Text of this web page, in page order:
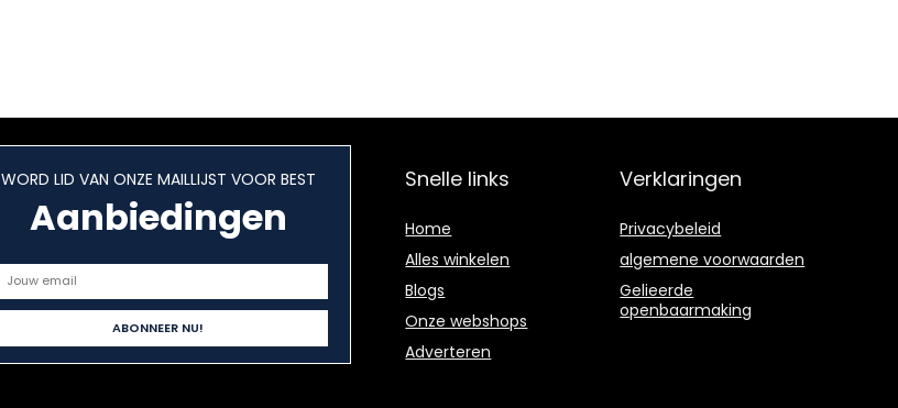
WORD LID VAN ONZE MAILLIJST VOOR BEST
Aanbiedingen
Snelle links
Home
Alles winkelen
Blogs
Onze webshops
Adverteren
Verklaringen
Privacybeleid
algemene voorwaarden
Gelieerde
openbaarmaking